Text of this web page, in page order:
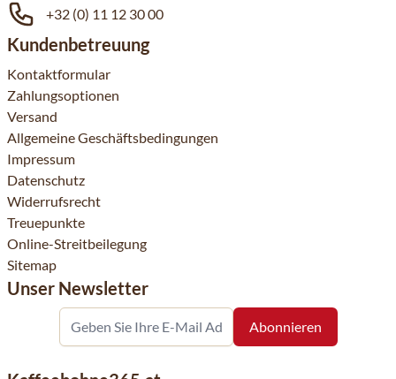
+32 (0) 11 12 30 00
Kundenbetreuung
Kontaktformular
Zahlungsoptionen
Versand
Allgemeine Geschäftsbedingungen
Impressum
Datenschutz
Widerrufsrecht
Treuepunkte
Online-Streitbeilegung
Sitemap
Unser Newsletter